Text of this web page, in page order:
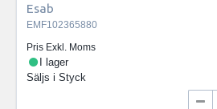
Esab
EMF102365880
Pris Exkl. Moms
I lager
Säljs i Styck